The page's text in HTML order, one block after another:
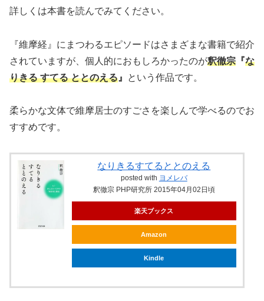
詳しくは本書を読んでみてください。
『維摩経』にまつわるエピソードはさまざまな書籍で紹介
されていますが、個人的におもしろかったのが釈徹宗 『な
りきる すてる ととのえる 』 という作品です。
柔らかな文体で維摩居士のすごさを楽しんで学べるのでお
すすめです。
なりきるすてるととのえる
posted with ヨメレバ
釈徹宗 PHP研究所 2015年04月02日頃
楽天ブックス
Amazon
Kindle